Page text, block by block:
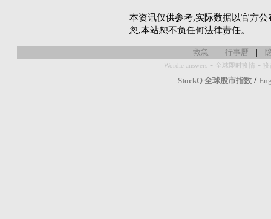
本资讯仅供参考,实际数据以官方
忽,本站恕不负任何法律责任。
救急 | 行事曆 |
Wordle answers - 全球即时疫情 -
StockQ 全球股市指数 /